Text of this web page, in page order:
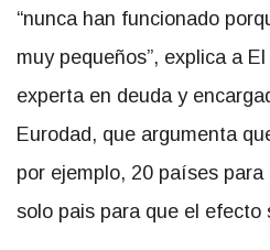
“nunca han funcionado
muy pequeños”, explica a
experta en deuda y
Eurodad, que argumenta
por ejemplo, 20 países
solo pais para que el efecto